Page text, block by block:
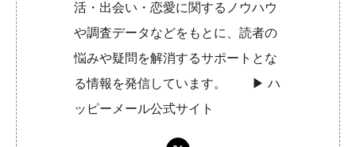
活・出会い・恋愛に関するノウハウ
や調査データなどをもとに、読者の
悩みや疑問を解消するサポートとな
る情報を発信しています。 ▶︎ハ
ッピーメール公式サイト